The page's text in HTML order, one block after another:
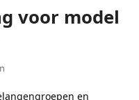
voor model
en